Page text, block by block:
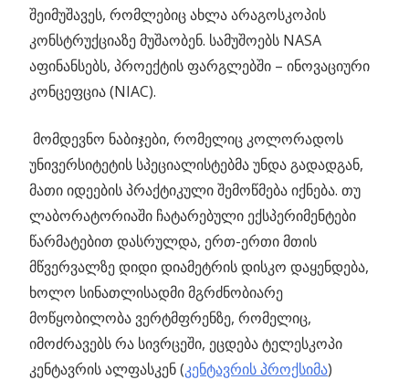
შეიმუშავეს, რომლებიც ახლა არაგოსკოპის
კონსტრუქციაზე მუშაობენ. სამუშოებს NASA
აფინანსებს, პროექტის ფარგლებში – ინოვაციური
კონცეფცია (NIAC).
მომდევნო ნაბიჯები, რომელიც კოლორადოს
უნივერსიტეტის სპეციალისტებმა უნდა გადადგან,
მათი იდეების პრაქტიკული შემოწმება იქნება. თუ
ლაბორატორიაში ჩატარებული ექსპერიმენტები
წარმატებით დასრულდა, ერთ-ერთი მთის
მწვერვალზე დიდი დიამეტრის დისკო დაყენდება,
ხოლო სინათლისადმი მგრძნობიარე
მოწყობილობა ვერტმფრენზე, რომელიც,
იმოძრავებს რა სივრცეში, ეცდება ტელესკოპი
კენტავრის ალფასკენ (კენტავრის პროქსიმა)